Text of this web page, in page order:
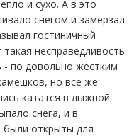
и сухо. А в это
снегом и замерзал
гостиничный
несправедливость.
- по довольно жестким
но все же
кататся в лыжной
снега, и в
были открыты для